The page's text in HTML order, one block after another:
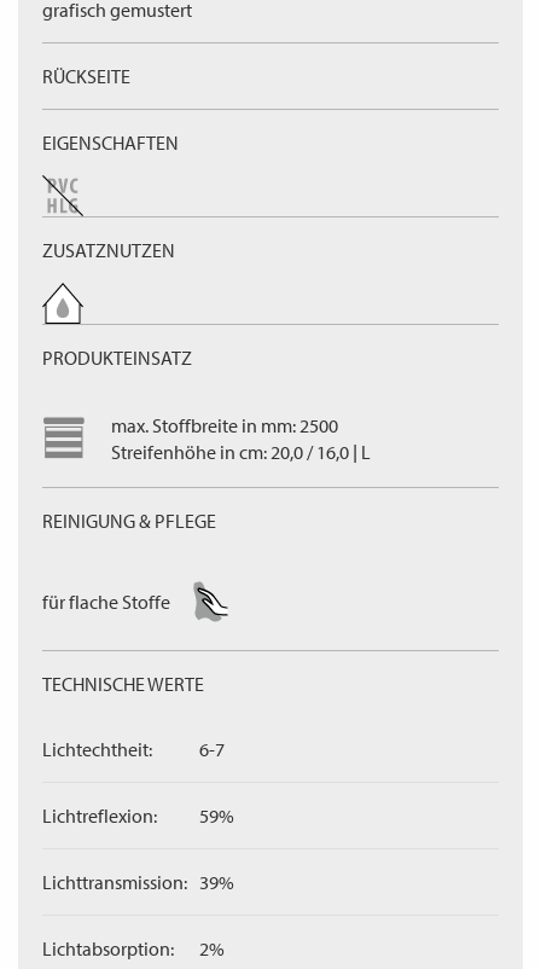
grafisch gemustert
RÜCKSEITE
EIGENSCHAFTEN
ZUSATZNUTZEN
PRODUKTEINSATZ
max. Stoffbreite in mm: 2500
Streifenhöhe in cm: 20,0 / 16,0 | L
REINIGUNG & PFLEGE
für flache Stoffe
TECHNISCHE WERTE
Lichtechtheit: 6-7
Lichtreflexion: 59%
Lichttransmission: 39%
Lichtabsorption: 2%